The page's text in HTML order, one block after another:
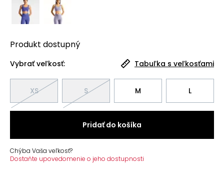
Produkt dostupný
Vybrať veľkosť: Tabuľka s veľkosťami
XS S M L
Pridať do košíka
Chýba Vaša veľkosť?
Dostaňte upovedomenie o jeho dostupnosti